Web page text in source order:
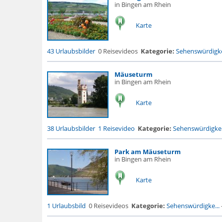
in Bingen am Rhein
Karte
43 Urlaubsbilder 0 Reisevideos Kategorie:
Mäuseturm
in Bingen am Rhein
Karte
38 Urlaubsbilder 1 Reisevideo Kategorie:
Park am Mäuseturm
in Bingen am Rhein
Karte
1 Urlaubsbild 0 Reisevideos Kategorie: Sehenswürdigke...